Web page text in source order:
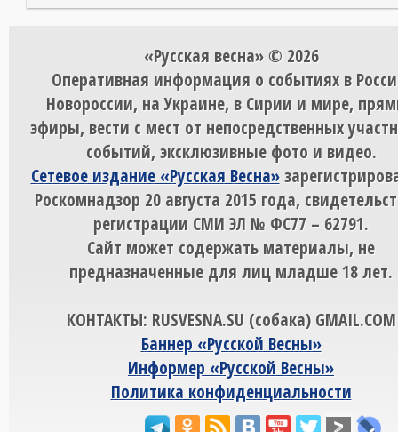
«Русская весна» © 2026
Оперативная информация о событиях в
Новороссии, на Украине, в Сирии и мире,
эфиры, вести с мест от непосредственных
событий, эксклюзивные фото и видео.
Сетевое издание «Русская Весна»
Роскомнадзор 20 августа 2015 года,
регистрации СМИ ЭЛ № ФС77 – 62791.
Сайт может содержать материалы, не
предназначенные для лиц младше 18 лет.
КОНТАКТЫ: RUSVESNA.SU (собака) GMAIL.COM
Баннер «Русской Весны»
Информер «Русской Весны»
Политика конфиденциальности